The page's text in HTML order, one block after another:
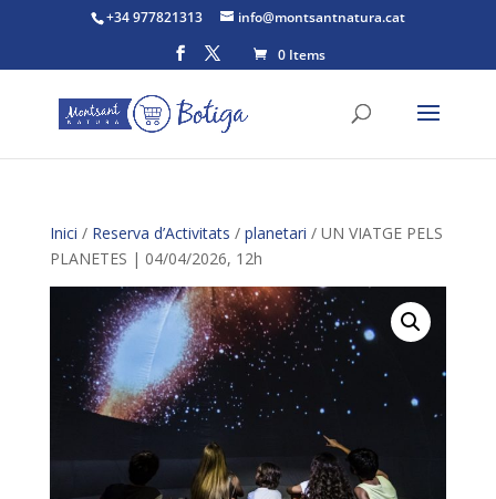
+34 977821313
info@montsantnatura.cat
0 Items
Inici / Reserva d’Activitats / planetari / UN VIATGE PELS
PLANETES | 04/04/2026, 12h